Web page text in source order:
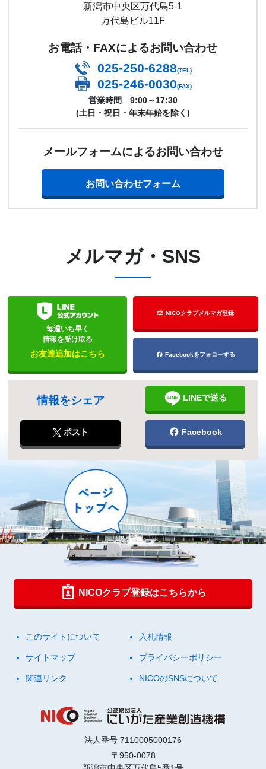
新潟市中央区万代島5-1
万代島ビル11F
お電話・FAXによるお問い合わせ
025-250-6288(TEL)
025-246-0030(FAX)
営業時間 9:00～17:30
(土日・祝日・年末年始を除く)
メールフォームによるお問い合わせ
お問い合わせフォーム
メルマガ・SNS
毎週いち早く
情報を受け取る
お友達追加はこちら
NICOクラブメルマガ登録
Facebookをフォローする
情報をシェア LINEで送る
ポスト Facebook
NICOクラブ登録はこちらから
このサイトについて 入札情報
サイトマップ プライバシーポリシー
関連リンク NICOのSNSについて
法人番号 7110005000176
〒950-0078